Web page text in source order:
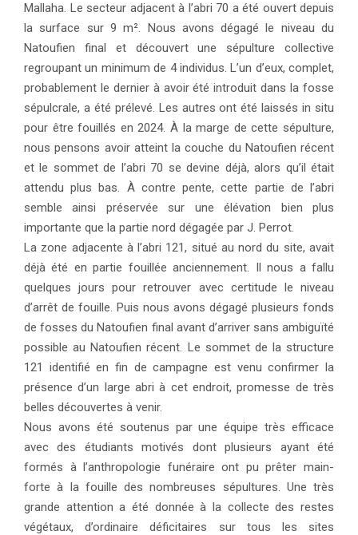
Mallaha. Le secteur adjacent à l’abri 70 a été ouvert depuis
la surface sur 9 m². Nous avons dégagé le niveau du
Natoufien final et découvert une sépulture collective
regroupant un minimum de 4 individus. L’un d’eux, complet,
probablement le dernier à avoir été introduit dans la fosse
sépulcrale, a été prélevé. Les autres ont été laissés in situ
pour être fouillés en 2024. À la marge de cette sépulture,
nous pensons avoir atteint la couche du Natoufien récent
et le sommet de l’abri 70 se devine déjà, alors qu’il était
attendu plus bas. À contre pente, cette partie de l’abri
semble ainsi préservée sur une élévation bien plus
importante que la partie nord dégagée par J. Perrot.
La zone adjacente à l’abri 121, situé au nord du site, avait
déjà été en partie fouillée anciennement. Il nous a fallu
quelques jours pour retrouver avec certitude le niveau
d’arrêt de fouille. Puis nous avons dégagé plusieurs fonds
de fosses du Natoufien final avant d’arriver sans ambiguïté
possible au Natoufien récent. Le sommet de la structure
121 identifié en fin de campagne est venu confirmer la
présence d’un large abri à cet endroit, promesse de très
belles découvertes à venir.
Nous avons été soutenus par une équipe très efficace
avec des étudiants motivés dont plusieurs ayant été
formés à l’anthropologie funéraire ont pu prêter main-
forte à la fouille des nombreuses sépultures. Une très
grande attention a été donnée à la collecte des restes
végétaux, d’ordinaire déficitaires sur tous les sites